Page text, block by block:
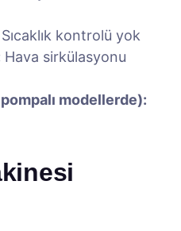
Sıcaklık kontrolü yok
Hava sirkülasyonu
pompalı modellerde):